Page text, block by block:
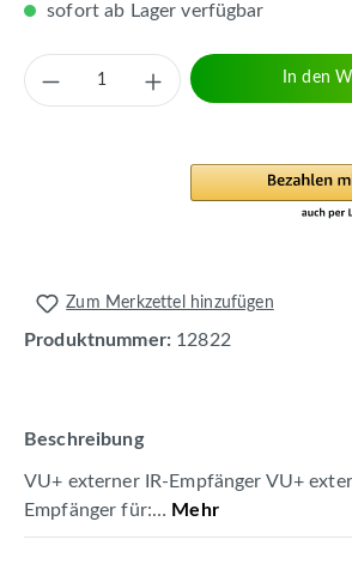
sofort ab Lager verfügbar
Produkt Anzahl: Gib denIn den
Zum Merkzettel hinzufügen
Produktnummer: 12822
Beschreibung
VU+ externer IR-Empfänger VU+
Empfänger für:… Mehr